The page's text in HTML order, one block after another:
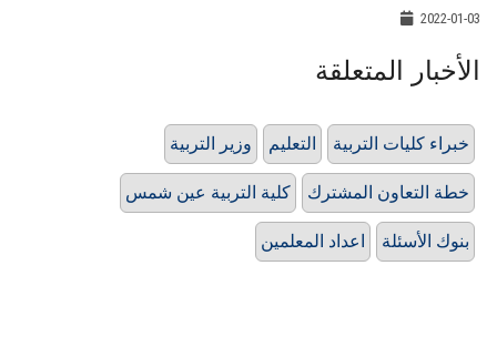
2022-01-03
الأخبار المتعلقة
وزير التربية التعليم خبراء كليات التربية
كلية التربية عين شمس خطة التعاون المشترك
اعداد المعلمين بنوك الأسئلة